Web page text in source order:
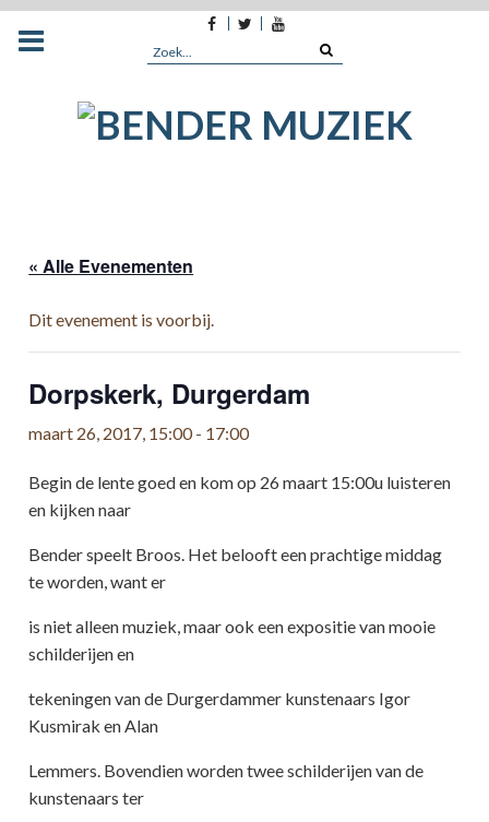
Facebook
TwitterYoutube
Search
« Alle Evenementen
Dit evenement is voorbij.
Dorpskerk, Durgerdam
maart 26, 2017, 15:00- 17:00
Begin de lente goed en kom op 26 maart 15:00u luisteren
en kijken naar
Bender speelt Broos. Het belooft een prachtige middag
te worden, want er
is niet alleen muziek, maar ook een expositie van mooie
schilderijen en
tekeningen van de Durgerdammer kunstenaars Igor
Kusmirak en Alan
Lemmers. Bovendien worden twee schilderijen van de
kunstenaars ter